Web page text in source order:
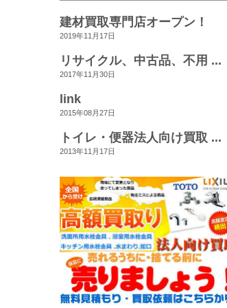
建材買取専門店オープン！
2019年11月17日
リサイクル、中古品、不用 ...
2017年11月30日
link
2015年08月27日
トイレ・便器法人向け買取 ...
2013年11月17日